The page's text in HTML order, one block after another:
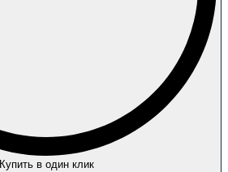
Купить в один клик